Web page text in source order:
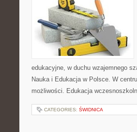
edukacyjne, w duchu wzajemnego
Nauka i Edukacja w Polsce. W
możliwości. Edukacja
CATEGORIES: ŚWIDNICA